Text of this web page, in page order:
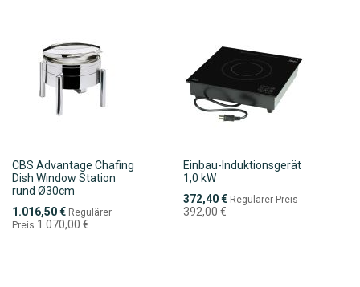
CBS Advantage Chafing
Dish Window Station
rund Ø30cm
Sonderpreis
1.016,50 € Regulärer
Preis 1.070,00 €
Einbau-Induktionsgerät
1,0 kW
Sonderpreis
372,40 € Regulärer Preis
392,00 €